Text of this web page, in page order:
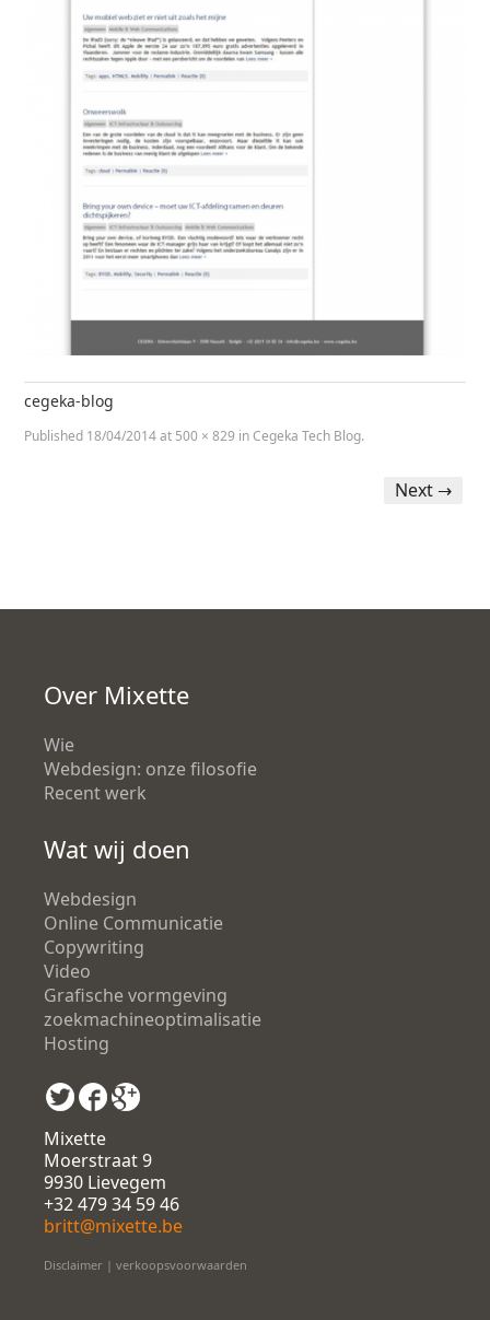
cegeka-blog
Published 18/04/2014at 500 × 829 inCegeka Tech Blog.
Next →
Over Mixette
Wie
Webdesign: onze filosofie
Recent werk
Wat wij doen
Webdesign
Online Communicatie
Copywriting
Video
Grafische vormgeving
zoekmachineoptimalisatie
Hosting
Mixette
Moerstraat 9
9930 Lievegem
+32 479 34 59 46
britt@mixette.be
Disclaimer | verkoopsvoorwaarden